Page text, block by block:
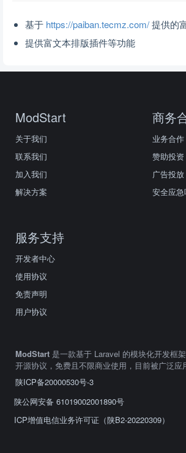
基于 https://paiban.tecmz.com/提供的
提供富文本排版插件等功能
ModStart
关于我们
联系我们
加入我们
解决方案
商务
业务合作
赞助投资
广告投放
安全应
服务支持
开发者中心
使用协议
免责声明
用户协议
ModStart 是一款基于 Laravel 的模块化开发框
开源协议，免费且不限商业使用，目前被广泛应
陕ICP备20000530号-3
陕公网安备 61019002001890号
ICP增值电信业务许可证（陕B2-20220309）